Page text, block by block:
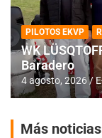
PILOTOS EKVP
WK
Baradero
4 agosto, 2026
Más noticias